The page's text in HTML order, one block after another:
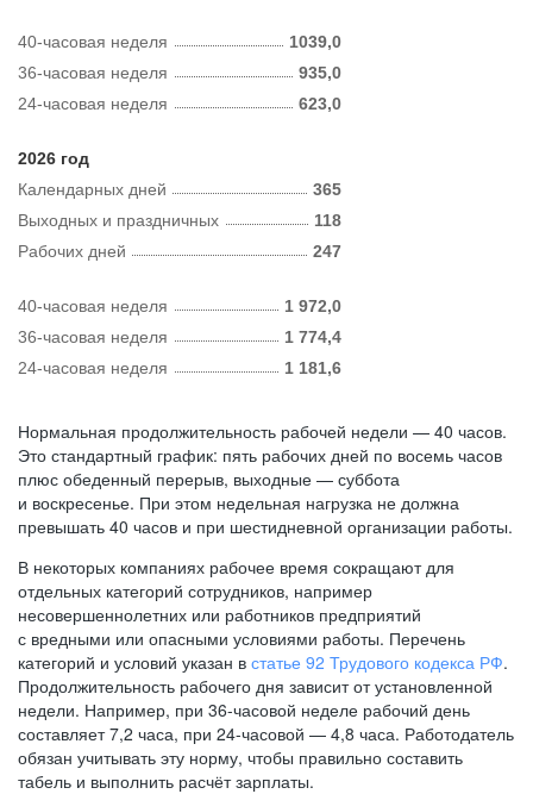
40-часовая неделя
1039,0
36-часовая неделя
935,0
24-часовая неделя
623,0
2026 год
Календарных дней
365
Рабочих дней 247
Выходных и праздничных 118
40-часовая неделя
1 972,0
36-часовая неделя
1 774,4
24-часовая неделя
1 181,6
Нормальная продолжительность рабочей недели — 40 часов.
Это стандартный график: пять рабочих дней по восемь часов
плюс обеденный перерыв, выходные — суббота
и воскресенье. При этом недельная нагрузка не должна
превышать 40 часов и при шестидневной организации работы.
В некоторых компаниях рабочее время сокращают для
отдельных категорий сотрудников, например
несовершеннолетних или работников предприятий
с вредными или опасными условиями работы. Перечень
категорий и условий указан в статье 92 Трудового кодекса РФ.
Продолжительность рабочего дня зависит от установленной
недели. Например, при 36-часовой неделе рабочий день
составляет 7,2 часа, при 24-часовой — 4,8 часа. Работодатель
обязан учитывать эту норму, чтобы правильно составить
табель и выполнить расчёт зарплаты.